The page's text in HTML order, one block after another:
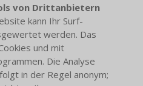
von Drittanbietern
kann Ihr Surf-
werden. Das
und mit
Die Analyse
in der Regel anonym;